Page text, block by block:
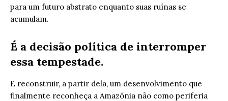
para um futuro abstrato enquanto suas ruínas se
acumulam.
É a decisão política de interromper
essa tempestade.
E reconstruir, a partir dela, um desenvolvimento que
finalmente reconheça a Amazônia não como periferia